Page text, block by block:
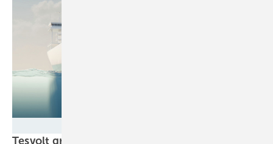
Tesvolt gründet Tochterunternehmen für